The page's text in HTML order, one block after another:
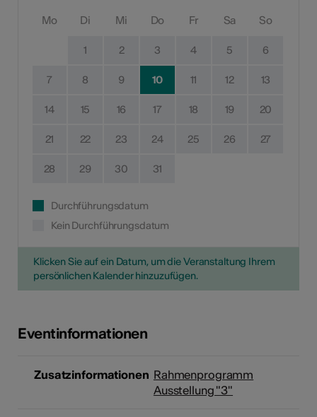
Mo Di Mi Do Fr Sa So
1 2 3 4 5 6
7 8 9 10 11 12 13
14 15 16 17 18 19 20
21 22 23 24 25 26 27
28 29 30 31
Durchführungsdatum
Kein Durchführungsdatum
Klicken Sie auf ein Datum, um die Veranstaltung Ihrem
persönlichen Kalender hinzuzufügen.
Eventinformationen
Zusatzinformationen Rahmenprogramm
Ausstellung "3"